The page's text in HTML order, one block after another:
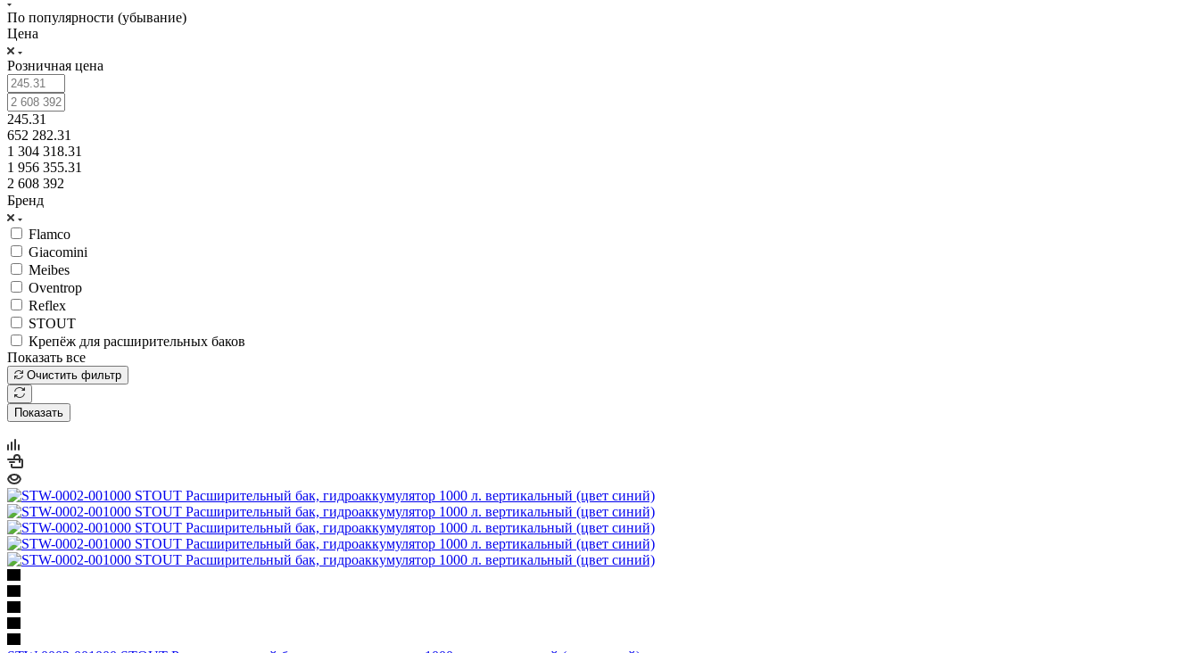
По популярности (убывание)
Цена
Розничная цена
245.31
652 282.31
1 304 318.31
1 956 355.31
2 608 392
Бренд
Flamco
Giacomini
Meibes
Oventrop
Reflex
STOUT
Крепёж для расширительных баков
Показать все
Очистить фильтр
Показать